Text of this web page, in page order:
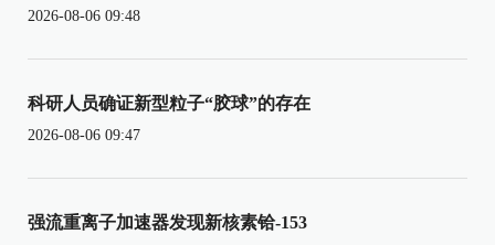
2026-08-06 09:48
科研人员确证新型粒子“胶球”的存在
2026-08-06 09:47
强流重离子加速器发现新核素铪-153